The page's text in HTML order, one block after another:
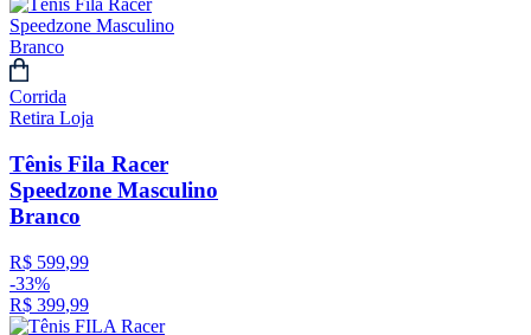
Corrida
Retira Loja
Tênis Fila Racer
Speedzone Masculino
Branco
R$ 599,99
-33%
R$ 399,99